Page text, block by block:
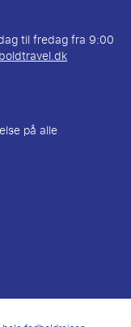
til fredag fra 9:00
på alle